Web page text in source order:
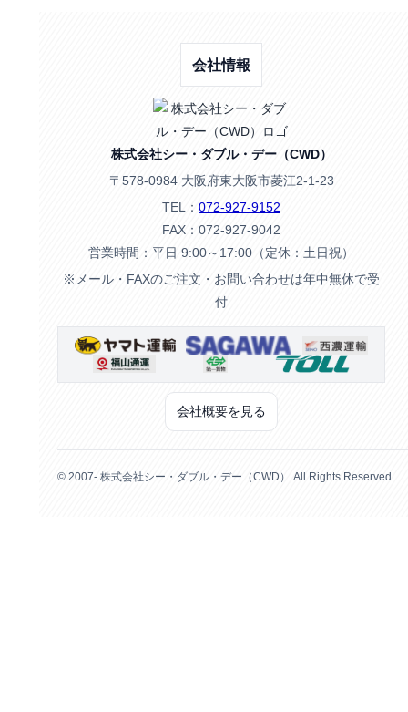
会社情報
株式会社シー・ダブル・デー（CWD）
〒578-0984 大阪府東大阪市菱江2-1-23
TEL： 072-927-9152
FAX：072-927-9042
営業時間：平日 9:00～17:00（定休：土日祝）
※メール・FAXのご注文・お問い合わせは年中無休で受
付
会社概要を見る
© 2007- 株式会社シー・ダブル・デー（CWD） All Rights Reserved.